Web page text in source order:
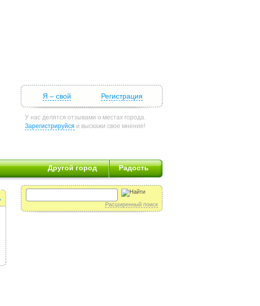
Я – свой Регистрация
У нас делятся отзывами о местах города.
Зарегистрируйся и выскажи свое мнение!
Другой город Радость
Расширенный поиск